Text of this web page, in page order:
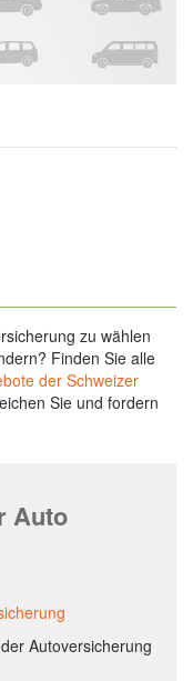
zu wählen
Finden Sie alle
der Schweizer
Sie und fordern
Auto
Autoversicherung